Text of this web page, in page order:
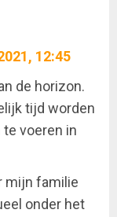
12:45
de horizon.
tijd worden
voeren in
mijn familie
onder het